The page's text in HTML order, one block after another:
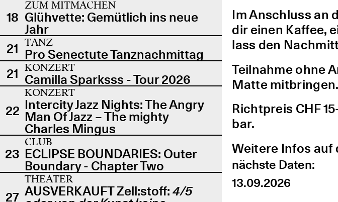
18
ZUM MITMACHEN
Glühvette: Gemütlich ins neue
Jahr
21 TANZ
Pro Senectute Tanznachmittag
21 KONZERT
Camilla Sparksss - Tour 2026
22
KONZERT
Intercity Jazz Nights: The Angry
Man Of Jazz – The mighty
Charles Mingus
23
CLUB
ECLIPSE BOUNDARIES: Outer
Boundary - Chapter Two
27
THEATER
AUSVERKAUFT Zell:stoff: 4/5
Im Anschluss an
dir einen Kaffee,
lass den
Teilnahme ohne
Matte mitbringen.
Richtpreis CHF
bar.
Weitere Infos auf
nächste Daten:
13.09.2026